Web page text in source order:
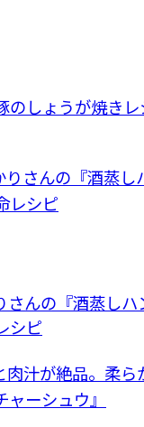
のしょうが焼きレ
さんの『酒蒸しハ
シピ